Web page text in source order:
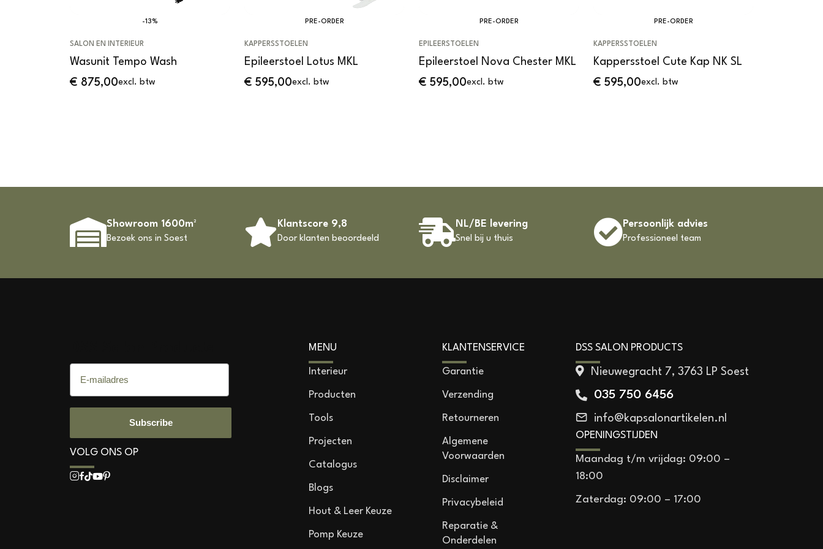
-13%
SALON EN INTERIEUR
Wasunit Tempo Wash
€ 875,00excl. btw
PRE-ORDER
KAPPERSSTOELEN
Epileerstoel Lotus MKL
€ 595,00excl. btw
PRE-ORDER
EPILEERSTOELEN
Epileerstoel Nova Chester MKL
€ 595,00excl. btw
PRE-ORDER
KAPPERSSTOELEN
Kappersstoel Cute Kap NK SL
€ 595,00excl. btw
Showroom 1600m²
Bezoek ons in Soest
Klantscore 9,8
Door klanten beoordeeld
NL/BE levering
Snel bij u thuis
Persoonlijk advies
Professioneel team
E-mailadres
Subscribe
VOLG ONS OP
MENU
Interieur
Producten
Tools
Projecten
Catalogus
Blogs
Hout & Leer Keuze
Pomp Keuze
KLANTENSERVICE
Garantie
Verzending
Retourneren
Algemene
Voorwaarden
Disclaimer
Privacybeleid
Reparatie &
Onderdelen
DSS SALON PRODUCTS
Nieuwegracht 7, 3763 LP Soest
035 750 6456
info@kapsalonartikelen.nl
OPENINGSTIJDEN
Maandag t/m vrijdag: 09:00 –
18:00
Zaterdag: 09:00 – 17:00